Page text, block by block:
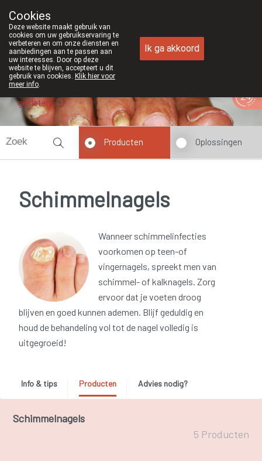
089/382429
gesloten
Producten Oplossingen
Schimmelnagels
Wanneer schimmelinfecties
voorkomen op teen-of
vingernagels, spreekt men van
schimmel- of kalknagels. Zorg
ervoor dat je voeten droog
blijven en goed kunnen ademen. Blijf geduldig en
houd de behandeling vol tot de nagel volledig is
uitgegroeid!
Info & tips Producten Advies nodig?
Schimmelnagels
5 Producten
Cookies
Deze website maakt gebruik van
cookies om uw gebruikservaring te
verbeteren en om onze diensten en
aanbiedingen aan te passen aan
uw interesses. Door op deze
website te blijven, accepteert u dit
gebruik van cookies. Klik hier voor
meer info.
Ik ga akkoord